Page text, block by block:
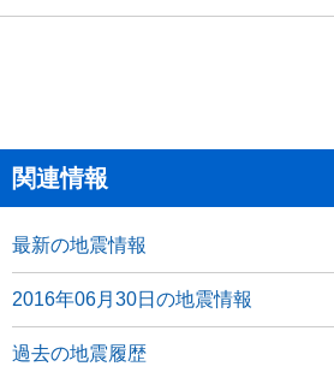
関連情報
最新の地震情報
2016年06月30日の地震情報
過去の地震履歴